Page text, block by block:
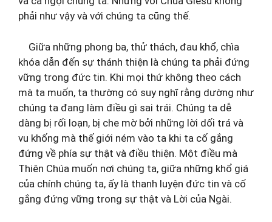
phải như vậy và với chúng ta cũng thế.
Giữa những phong ba, thử thách, đau khổ, chìa
khóa dẫn đến sự thánh thiện là chúng ta phải đứng
vững trong đức tin. Khi mọi thứ không theo cách
mà ta muốn, ta thường có suy nghĩ rằng dường như
chúng ta đang làm điều gì sai trái. Chúng ta dễ
dàng bị rối loạn, bị che mờ bởi những lời dối trá và
vu khống mà thế giới ném vào ta khi ta cố gắng
đứng về phía sự thật và điều thiện. Một điều mà
Thiên Chúa muốn nơi chúng ta, giữa những khổ giá
của chính chúng ta, ấy là thanh luyện đức tin và cố
gắng đứng vững trong sự thật và Lời của Ngài.